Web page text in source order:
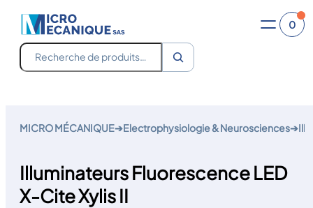
contenu
0
Recherche
MICRO MÉCANIQUE➔Electrophysiologie & Neurosciences➔
Illuminateurs Fluorescence LED
X-Cite Xylis II